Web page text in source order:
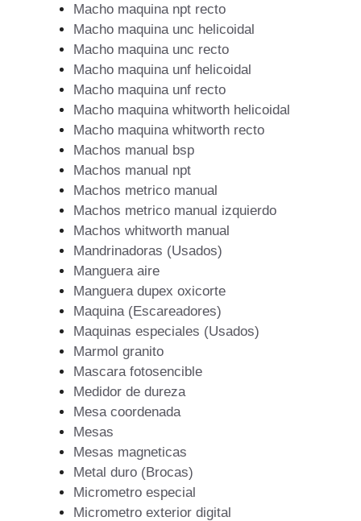
Macho maquina npt recto
Macho maquina unc helicoidal
Macho maquina unc recto
Macho maquina unf helicoidal
Macho maquina unf recto
Macho maquina whitworth helicoidal
Macho maquina whitworth recto
Machos manual bsp
Machos manual npt
Machos metrico manual
Machos metrico manual izquierdo
Machos whitworth manual
Mandrinadoras (Usados)
Manguera aire
Manguera dupex oxicorte
Maquina (Escareadores)
Maquinas especiales (Usados)
Marmol granito
Mascara fotosencible
Medidor de dureza
Mesa coordenada
Mesas
Mesas magneticas
Metal duro (Brocas)
Micrometro especial
Micrometro exterior digital